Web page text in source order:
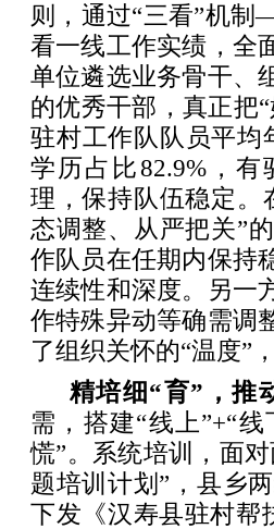
则，通过“三看”机
看一线工作实绩，全
单位遴选业务骨干、
的优秀干部，真正把
驻村工作队队员平均
学历占比82.9%，
理，保持队伍稳定。
态调整、从严把关”
作队员在任期内保持
连续性和深度。另一
作特殊异动等确需调
了组织关怀的“温度”
精培细“育”，推
需，搭建“线上”+“
慌”。系统培训，面
题培训计划”，县乡
下发《汉寿县驻村帮